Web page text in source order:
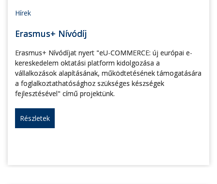
Hírek
Erasmus+ Nívódíj
Erasmus+ Nívódíjat nyert "eU-COMMERCE: új európai e-
kereskedelem oktatási platform kidolgozása a
vállalkozások alapításának, működtetésének támogatására
a foglalkoztathatósághoz szükséges készségek
fejlesztésével" című projektünk.
Részletek